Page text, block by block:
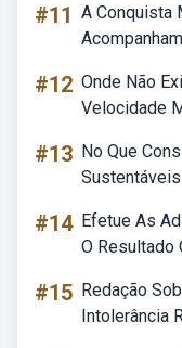
#11 A Conquista
#12 Onde Não
Velocidade
#13 No Que
#14 Efetue As
O Resultado
#15 Redação
Intolerância